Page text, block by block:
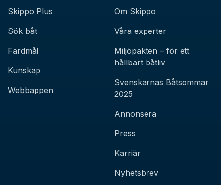
Skippo Plus
Sök båt
Färdmål
Kunskap
Webbappen
Om Skippo
Våra experter
Miljöpakten – för ett
hållbart båtliv
Svenskarnas Båtsommar
2025
Annonsera
Press
Karriär
Nyhetsbrev